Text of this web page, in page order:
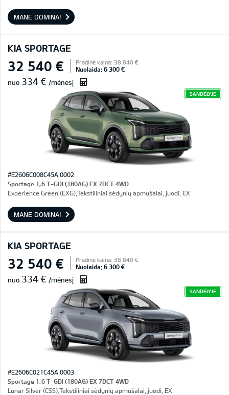
MANE DOMINA!
KIA SPORTAGE
32 540 € Pradinė kaina: 38 840 €
Nuolaida: 6 300 €
nuo 334 € /mėnesį
SANDĖLYJE
#E2606C008C45A 0002
Sportage 1,6 T-GDI (180AG) EX 7DCT 4WD
Experience Green (EXG),Tekstiliniai sėdynių apmušalai, juodi, EX
MANE DOMINA!
KIA SPORTAGE
32 540 € Pradinė kaina: 38 840 €
Nuolaida: 6 300 €
nuo 334 € /mėnesį
SANDĖLYJE
#E2606C021C45A 0003
Sportage 1,6 T-GDI (180AG) EX 7DCT 4WD
Lunar Silver (CSS),Tekstiliniai sėdynių apmušalai, juodi, EX